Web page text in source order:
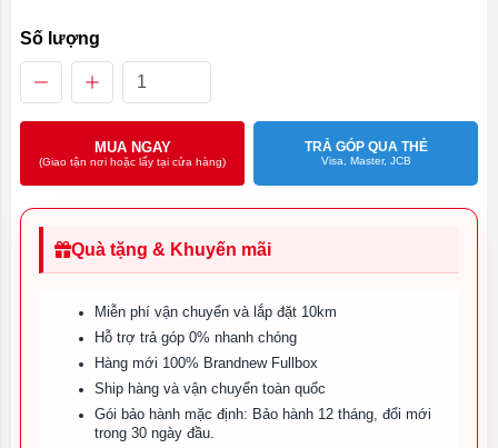
Số lượng
MUA NGAY
(Giao tận nơi hoặc lấy tại cửa hàng)
TRẢ GÓP QUA THẺ
Visa, Master, JCB
Quà tặng & Khuyến mãi
Miễn phí vận chuyển và lắp đặt 10km
Hỗ trợ trả góp 0% nhanh chóng
Hàng mới 100% Brandnew Fullbox
Ship hàng và vận chuyển toàn quốc
Gói bảo hành mặc định: Bảo hành 12 tháng, đổi mới
trong 30 ngày đầu.